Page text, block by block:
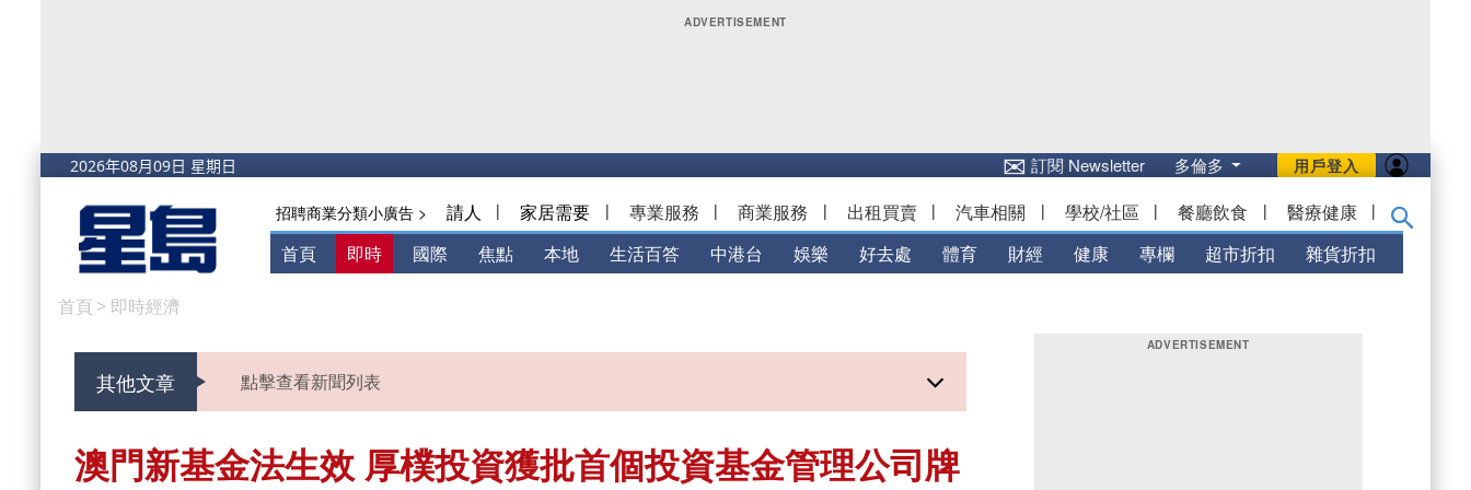
用戶登入
✉訂閱 Newsletter 多倫多
招聘商業分類小廣告 > 請人 | 家居需要 | 專業服務 | 商業服務 | 出租買賣 | 汽車相關 | 學校/社區 | 餐廳飲食 | 醫療健康 |
首頁 即時 國際 焦點 本地 生活百答 中港台 娛樂 好去處 體育 財經 健康 專欄 超市折扣 雜貨折扣
首頁 > 即時經濟
其他文章 點擊查看新聞列表
澳門新基金法生效 厚樸投資獲批首個投資基金管理公司牌